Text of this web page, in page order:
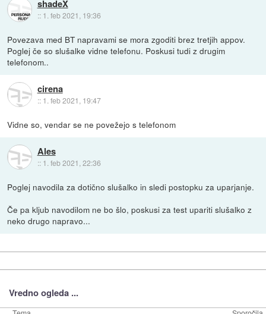
shadeX
:: 1. feb 2021, 19:36
Povezava med BT napravami se mora zgoditi brez tretjih appov.
Poglej če so slušalke vidne telefonu. Poskusi tudi z drugim
telefonom..
cirena
:: 1. feb 2021, 19:47
Vidne so, vendar se ne povežejo s telefonom
Ales
:: 1. feb 2021, 22:36
Poglej navodila za dotično slušalko in sledi postopku za uparjanje.
Če pa kljub navodilom ne bo šlo, poskusi za test upariti slušalko z
neko drugo napravo...
Vredno ogleda ...